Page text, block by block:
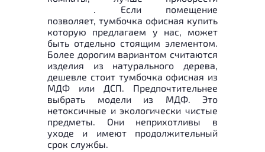
. Если помещение
позволяет, тумбочка офисная купить
которую предлагаем у нас, может
быть отдельно стоящим элементом.
Более дорогим вариантом считаются
изделия из натурального дерева,
дешевле стоит тумбочка офисная из
МДФ или ДСП. Предпочтительнее
выбрать модели из МДФ. Это
нетоксичные и экологически чистые
предметы. Они неприхотливы в
уходе и имеют продолжительный
срок службы.